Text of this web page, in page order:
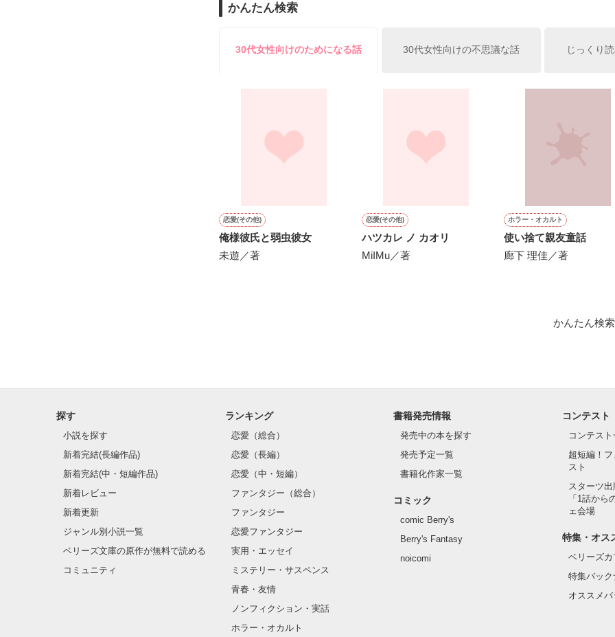
雪瀬鷹哉（29）が『──俺と結婚してくれないか』といきなりプロポーズをしてきた上
鷹哉『宜しくな、俺の雛子』🦅
シゴデキで冷徹な上司が見せる素顔は、なぜか想像以上に甘くて……🐥💓🦅
※執筆期間2026.6.3〜7.20完結です。
※他サイトさんにて恋愛トレンド1位でした〜良かったら読んで頂けると嬉しいです。
かんたん検索
30代女性向けのためになる話 30代女性向けの不思議な話 じっくり
恋愛(その他)
俺様彼氏と弱虫彼女
未遊／著
恋愛(その他)
ハツカレ ノ カオリ
MiIMu／著
ホラー・オカルト
使い捨て親友童話
廊下 理佳／著
かんたん検
探す
小説を探す
新着完結(長編作品)
新着完結(中・短編作品)
新着レビュー
新着更新
ジャンル別小説一覧
ベリーズ文庫の原作が無料で読める
コミュニティ
ランキング
恋愛（総合）
恋愛（長編）
恋愛（中・短編）
ファンタジー（総合）
ファンタジー
恋愛ファンタジー
実用・エッセイ
ミステリー・サスペンス
青春・友情
ノンフィクション・実話
ホラー・オカルト
書籍発売情報
発売中の本を探す
発売予定一覧
書籍化作家一覧
コミック
comic Berry's
Berry's Fantasy
noicomi
コンテスト
コンテスト
超短編！
スト
スターツ
「1話から
ェ会場
特集・オス
ベリーズ
特集バック
オススメ